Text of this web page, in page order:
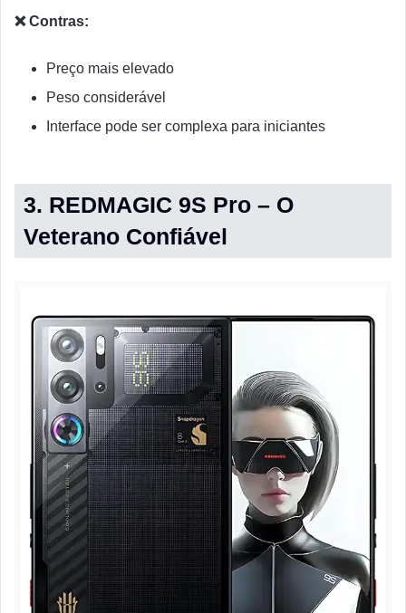
❌ Contras:
Preço mais elevado
Peso considerável
Interface pode ser complexa para iniciantes
3. REDMAGIC 9S Pro – O
Veterano Confiável